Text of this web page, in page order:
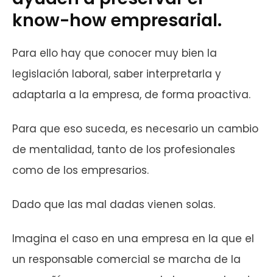
know-how empresarial.
Para ello hay que conocer muy bien la
legislación laboral, saber interpretarla y
adaptarla a la empresa, de forma proactiva.
Para que eso suceda, es necesario un cambio
de mentalidad, tanto de los profesionales
como de los empresarios.
Dado que las mal dadas vienen solas.
Imagina el caso en una empresa en la que el
un responsable comercial se marcha de la